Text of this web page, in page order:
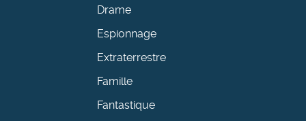
Drame
Espionnage
Extraterrestre
Famille
Fantastique